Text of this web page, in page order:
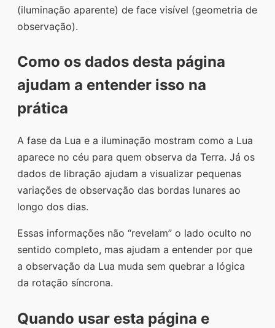
(iluminação aparente) de face visível (geometria de
observação).
Como os dados desta página
ajudam a entender isso na
prática
A fase da Lua e a iluminação mostram como a Lua
aparece no céu para quem observa da Terra. Já os
dados de libração ajudam a visualizar pequenas
variações de observação das bordas lunares ao
longo dos dias.
Essas informações não “revelam” o lado oculto no
sentido completo, mas ajudam a entender por que
a observação da Lua muda sem quebrar a lógica
da rotação síncrona.
Quando usar esta página e